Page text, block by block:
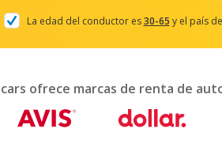
to
calendar
select
a
La edad del conductor es30-65 y el país
ofrece marcas de renta de